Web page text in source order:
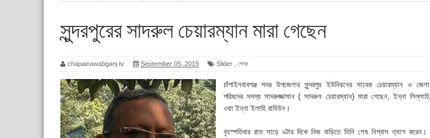
সুন্দরপুরের সাদরুল চেয়ারম্যান মারা গেছেন
chapainawabganj tv September 05, 2019 Slider শোক
চাঁপাইনবাবগঞ্জ সদর উপজেলার সুন্দরপুর ইউনিয়নের সাবেক চেয়ার‌ম্যান ও জেলা
পরিষদের সদস্য সাদরুজ্জামান ( সাদরুল চেয়ারম্যান) মারা গেছেন,ইন্না লিল্লাহি
ওয়া ইন্না ইলাহি রাযিউন।
বৃহস্পতিবার রাত সাড়ে ৯টার দিকে নিজ বাড়িতে তিনি শেষ নিশ্বাস ত্যাগ করেন।